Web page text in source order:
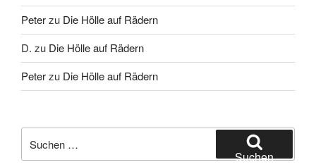
Peterzu Die Hölle auf Rädern
D. zu Die Hölle auf Rädern
Peterzu Die Hölle auf Rädern
nach:
Suchen